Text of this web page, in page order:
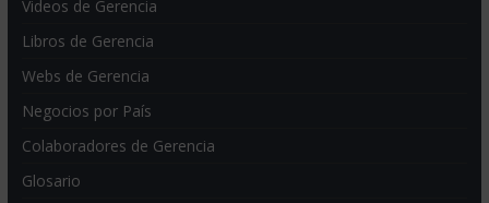
Videos de Gerencia
Libros de Gerencia
Webs de Gerencia
Negocios por País
Colaboradores de Gerencia
Glosario